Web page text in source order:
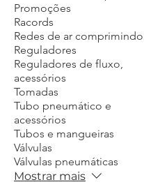
Promoções
Racords
Redes de ar comprimindo
Reguladores
Reguladores de fluxo,
acessórios
Tomadas
Tubo pneumático e
acessórios
Tubos e mangueiras
Válvulas
Válvulas pneumáticas
Mostrar mais